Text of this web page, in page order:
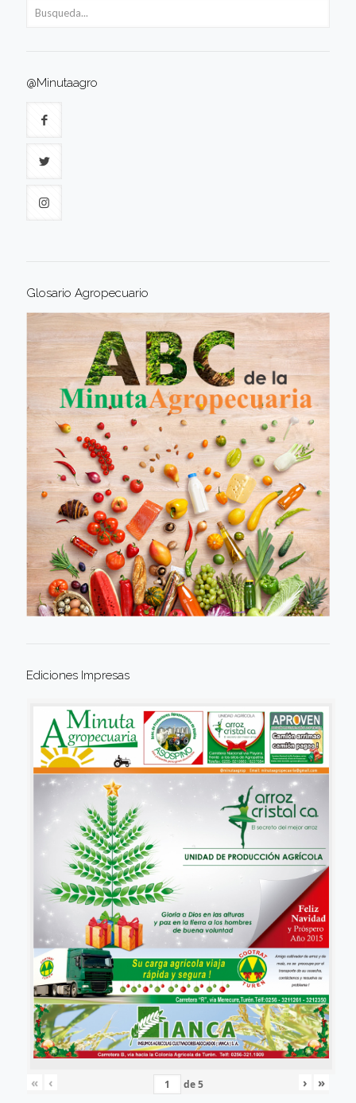
@Minutaagro
Glosario Agropecuario
Ediciones Impresas
« ‹ de5 › »